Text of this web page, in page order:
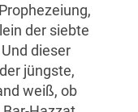
der siebte
dieser
jüngste,
weiß, ob